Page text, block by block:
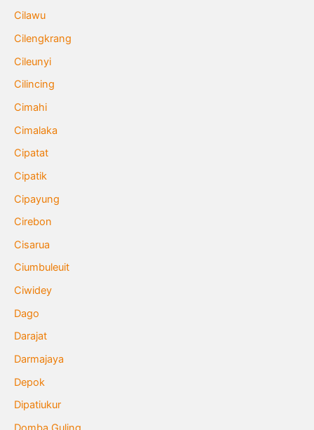
Cilawu
Cilengkrang
Cileunyi
Cilincing
Cimahi
Cimalaka
Cipatat
Cipatik
Cipayung
Cirebon
Cisarua
Ciumbuleuit
Ciwidey
Dago
Darajat
Darmajaya
Depok
Dipatiukur